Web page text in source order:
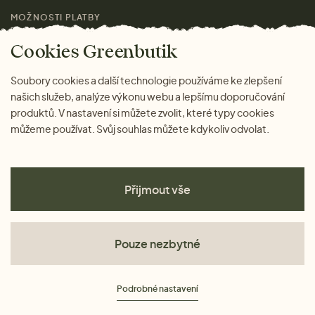
Magazín
MOŽNOSTI PLATBY
Ochrana osobních údajů
Cookies
Cookies Greenbutik
Soubory cookies a další technologie používáme ke zlepšení
našich služeb, analýze výkonu webu a lepšímu doporučování
produktů. V nastavení si můžete zvolit, které typy cookies
můžeme používat. Svůj souhlas můžete kdykoliv odvolat.
Přijmout vše
Pouze nezbytné
Podrobné nastavení